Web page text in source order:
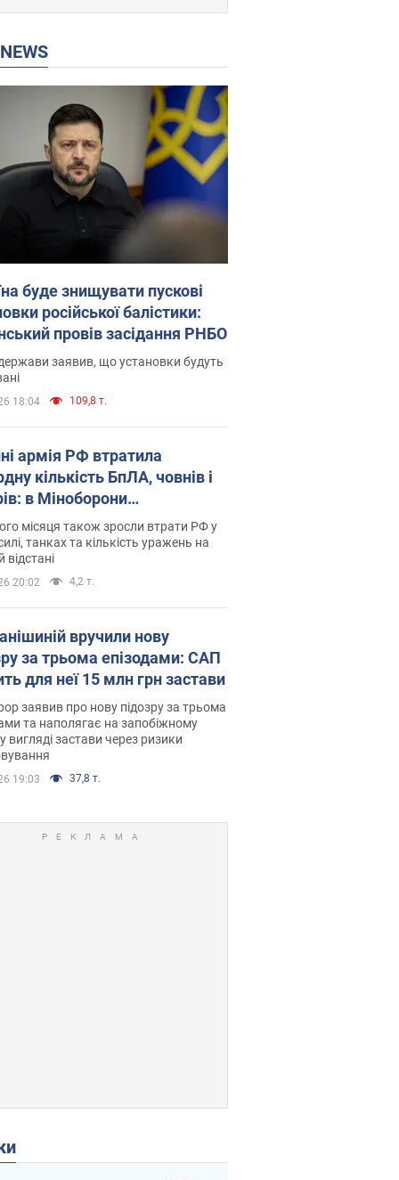
NEWS
буде знищувати пускові
російської балістики:
провів засідання РНБО
заявив, що установки будуть
18:04 109,8 т.
армія РФ втратила
кількість БпЛА, човнів і
в Міноборони
статистику
місяця також зросли втрати РФ у
танках та кількість уражень на
відстані
20:02 4,2 т.
вручили нову
за трьома епізодами: САП
для неї 15 млн грн застави
заявив про нову підозру за трьома
та наполягає на запобіжному
вигляді застави через ризики
19:03 37,8 т.